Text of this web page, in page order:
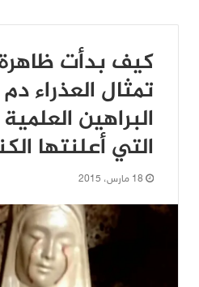
كيف بدأت
تمثال العذراء
البراهين
التي أعلنتها
18 مارس، 2015